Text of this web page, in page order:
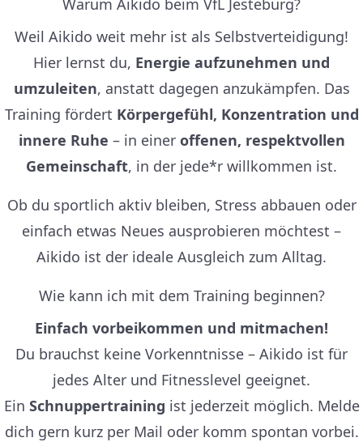
Warum Aikido beim VfL Jesteburg?
Weil Aikido weit mehr ist als Selbstverteidigung!
Hier lernst du, Energie aufzunehmen und
umzuleiten, anstatt dagegen anzukämpfen. Das
Training fördert Körpergefühl, Konzentration und
innere Ruhe – in einer offenen, respektvollen
Gemeinschaft, in der jede*r willkommen ist.
Ob du sportlich aktiv bleiben, Stress abbauen oder
einfach etwas Neues ausprobieren möchtest –
Aikido ist der ideale Ausgleich zum Alltag.
Wie kann ich mit dem Training beginnen?
Einfach vorbeikommen und mitmachen!
Du brauchst keine Vorkenntnisse – Aikido ist für
jedes Alter und Fitnesslevel geeignet.
Ein Schnuppertraining ist jederzeit möglich. Melde
dich gern kurz per Mail oder komm spontan vorbei.